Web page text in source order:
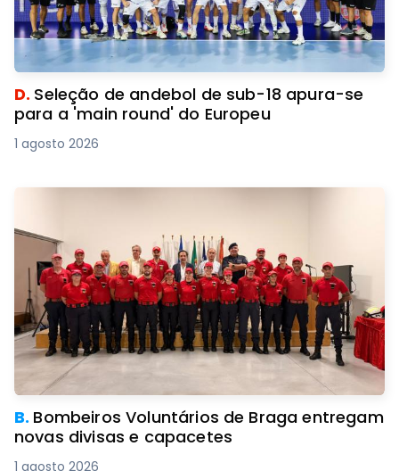
D. Seleção de andebol de sub-18 apura-se
para a 'main round' do Europeu
1 agosto 2026
B. Bombeiros Voluntários de Braga entregam
novas divisas e capacetes
1 agosto 2026